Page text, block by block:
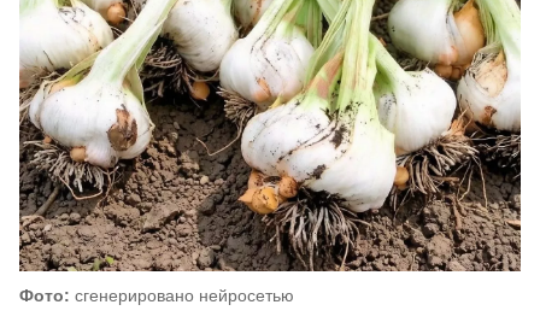
Фото: сгенерировано нейросетью